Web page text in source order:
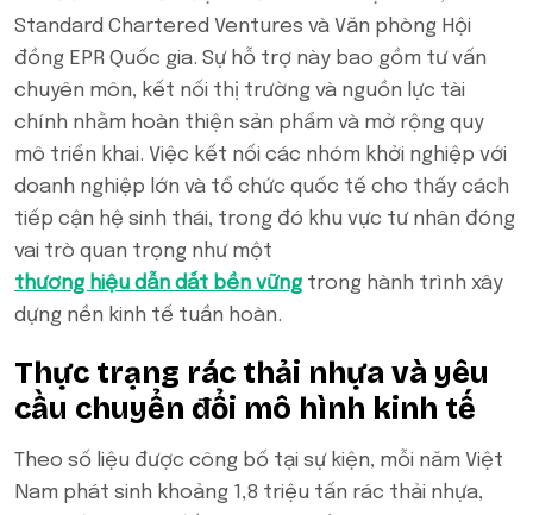
Standard Chartered Ventures và Văn phòng Hội
đồng EPR Quốc gia. Sự hỗ trợ này bao gồm tư vấn
chuyên môn, kết nối thị trường và nguồn lực tài
chính nhằm hoàn thiện sản phẩm và mở rộng quy
mô triển khai. Việc kết nối các nhóm khởi nghiệp với
doanh nghiệp lớn và tổ chức quốc tế cho thấy cách
tiếp cận hệ sinh thái, trong đó khu vực tư nhân đóng
vai trò quan trọng như một
thương hiệu dẫn dắt bền vững trong hành trình xây
dựng nền kinh tế tuần hoàn.
Thực trạng rác thải nhựa và yêu
cầu chuyển đổi mô hình kinh tế
Theo số liệu được công bố tại sự kiện, mỗi năm Việt
Nam phát sinh khoảng 1,8 triệu tấn rác thải nhựa,